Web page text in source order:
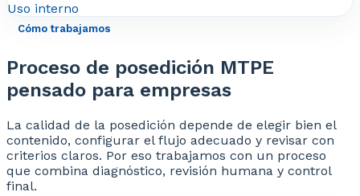
Uso interno
Cómo trabajamos
Proceso de posedición MTPE
pensado para empresas
La calidad de la posedición depende de elegir bien el
contenido, configurar el flujo adecuado y revisar con
criterios claros. Por eso trabajamos con un proceso
que combina diagnóstico, revisión humana y control
final.